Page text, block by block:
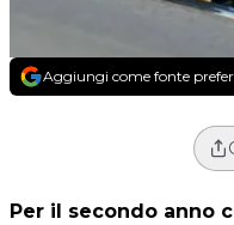
Aggiungi come fonte
Per il secondo anno